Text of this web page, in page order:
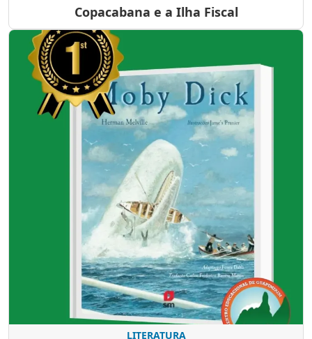
Copacabana e a Ilha Fiscal
LITERATURA